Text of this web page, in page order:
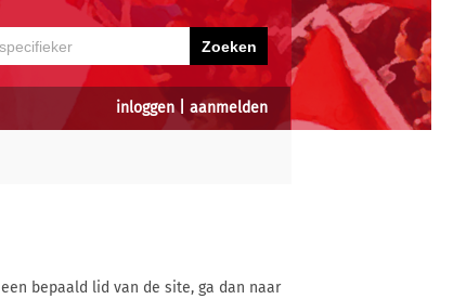
inloggen| aanmelden
bepaald lid van de site, ga dan naar